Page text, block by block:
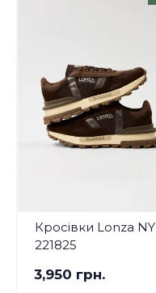
Кросівки Lonza NY
221825
3,950 грн.